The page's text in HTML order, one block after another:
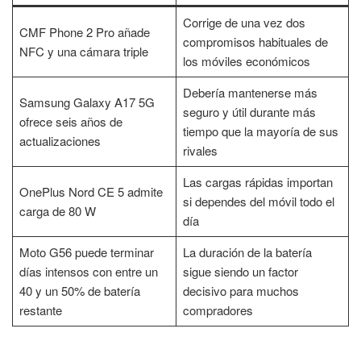
CMF Phone 2 Pro añade
NFC y una cámara triple
Corrige de una vez dos
compromisos habituales de
los móviles económicos
Samsung Galaxy A17 5G
ofrece seis años de
actualizaciones
Debería mantenerse más
seguro y útil durante más
tiempo que la mayoría de sus
rivales
OnePlus Nord CE 5 admite
carga de 80 W
Las cargas rápidas importan
si dependes del móvil todo el
día
Moto G56 puede terminar
días intensos con entre un
40 y un 50% de batería
restante
La duración de la batería
sigue siendo un factor
decisivo para muchos
compradores